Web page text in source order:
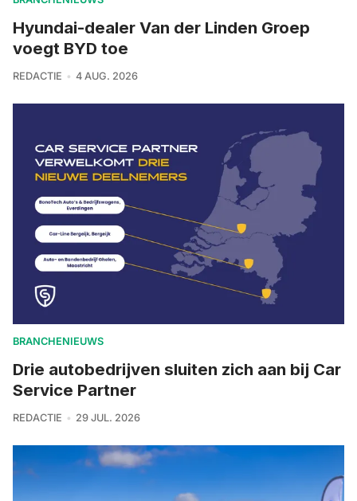
Hyundai-dealer Van der Linden Groep
voegt BYD toe
REDACTIE 4 AUG. 2026
BRANCHENIEUWS
Drie autobedrijven sluiten zich aan bij Car
Service Partner
REDACTIE 29 JUL. 2026